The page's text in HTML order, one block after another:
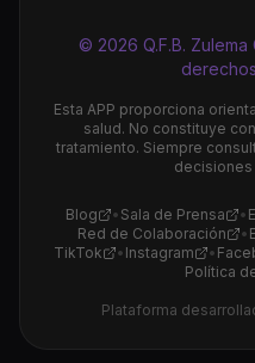
© 2026 Q.F.B.
Esta APP proporciona
salud. No constituye
tratamiento. Siempre
decisiones
Blog • Sala de Prensa •
Red de Colaboración
•
TikTok
• Instagram •
Política
Plataforma